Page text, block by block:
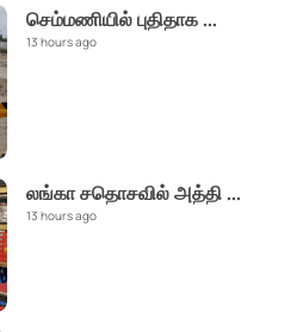
செம்மணியில் புதிதாக ...
13 hours ago
லங்கா சதொசவில் அத்தி ...
13 hours ago